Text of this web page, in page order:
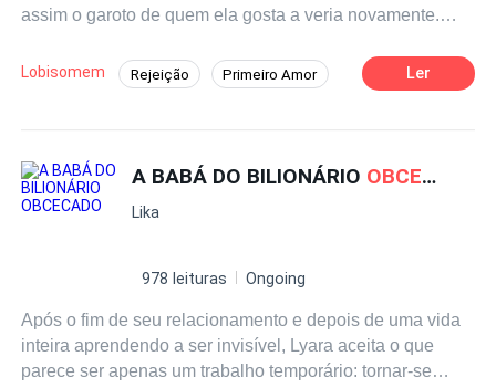
assim o garoto de quem ela gosta a veria novamente.
com uma aura sombria; um empresário mal-humorado
que quando quer algo não pode ser negado, pois
dia como se fosse o último e o que mais o incomoda: é
ser governado por outra pessoa ou sofrer oposição. Ele é
o homem misterioso que sai em busca do prazer quando
como o troféu que devem obter, mas naquele dia tudo
ato. e foge, como se tivesse visto o próprio Lúcifer
pessoalmente, fazendo com que Isaías ficasseobcecado
e propusesse colocá-la em sua cama. Mas o que
Lobisomem Rejeição Primeiro Amor Ler
A BABÁ DO BILIONÁRIO OBCECADO
Lika
978 leituras Ongoing
Após o fim de seu relacionamento e depois de uma vida
inteira aprendendo a ser invisível, Lyara aceita o que
parece ser apenas um trabalho temporário: tornar-se